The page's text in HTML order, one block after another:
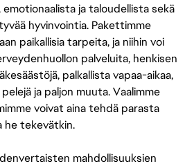
ja taloudellista sekä
hyvinvointia. Pakettimme
paikallisia tarpeita, ja niihin voi
palveluita, henkisen
palkallista vapaa-aikaa,
ja paljon muuta. Vaalimme
voivat aina tehdä parasta
he tekevätkin.
mahdollisuuksien